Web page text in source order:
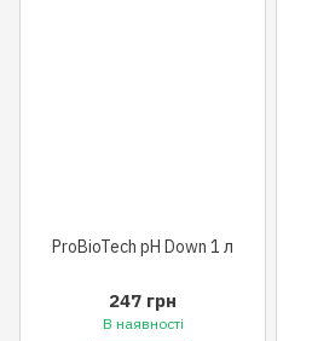
ProBioTech pH Down 1 л
247 грн
В наявності